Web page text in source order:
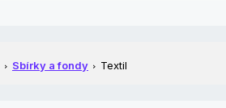
Sbírky a fondy Textil